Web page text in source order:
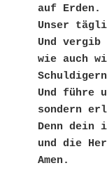
auf Erden.
Unser
Und vergib
wie auch
Und führe
sondern
Denn dein
und die
Amen.